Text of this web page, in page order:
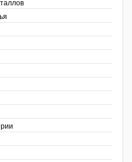
Coal People Magazine
PWC